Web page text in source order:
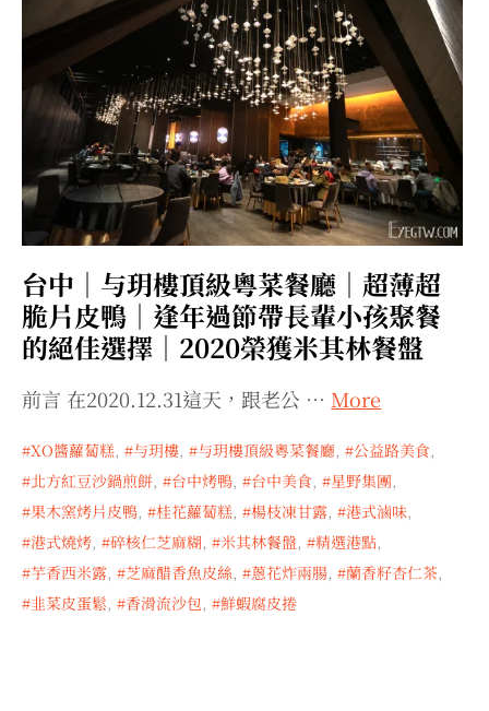
child
menu
child
menu
child
menu
child
menu
child
menu
child
menu
child
menu
國內旅遊 child
menu
child
menu
child
menu
child
menu
child
menu
child
menu
child
menu
child
menu
child
menu
child
menu
child
menu
child
menu
menu
店家邀約 child
menu
聯絡我
台中｜与玥樓頂級粵菜餐廳｜超薄超
脆片皮鴨｜逢年過節帶長輩小孩聚餐
的絕佳選擇｜2020榮獲米其林餐盤
前言 在2020.12.31這天，跟老公 … More
XO醬蘿蔔糕, 与玥樓, 与玥樓頂級粵菜餐廳, 公益路美食,
北方紅豆沙鍋煎餅, 台中烤鴨, 台中美食, 星野集團,
果木窯烤片皮鴨, 桂花蘿蔔糕, 楊枝凍甘露, 港式滷味,
港式燒烤, 碎核仁芝麻糊, 米其林餐盤, 精選港點,
芋香西米露, 芝麻醋香魚皮絲, 蔥花炸兩腸, 蘭香籽杏仁茶,
韭菜皮蛋鬆, 香滑流沙包, 鮮蝦腐皮捲